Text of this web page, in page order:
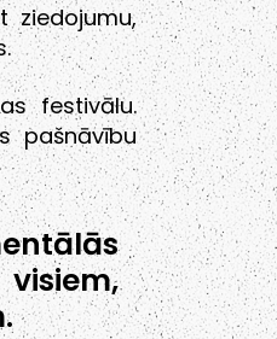
ziedojumu,
festivālu.
pašnāvību